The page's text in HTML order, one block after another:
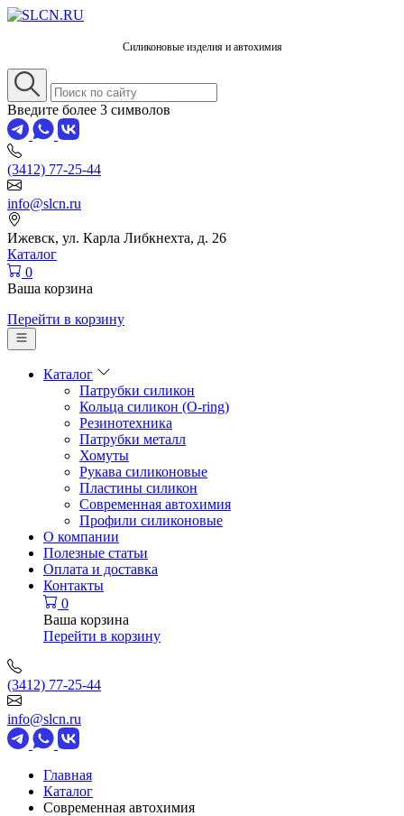
Силиконовые изделия и автохимия
Введите более 3 символов
(3412) 77-25-44
info@slcn.ru
Ижевск, ул. Карла Либкнехта, д. 26
Каталог
0
Ваша корзина
Перейти в корзину
Каталог
Патрубки силикон
Кольца силикон (O-ring)
Резинотехника
Патрубки металл
Хомуты
Рукава силиконовые
Пластины силикон
Современная автохимия
Профили силиконовые
О компании
Полезные статьи
Оплата и доставка
Контакты
0
Ваша корзина
Перейти в корзину
(3412) 77-25-44
info@slcn.ru
Главная
Каталог
Современная автохимия